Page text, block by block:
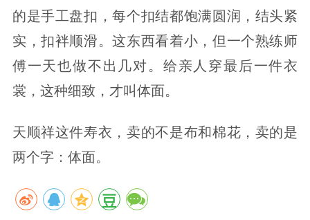
的是手工盘扣，每个扣结都饱满圆润，结头紧
实，扣袢顺滑。这东西看着小，但一个熟练师
傅一天也做不出几对。给亲人穿最后一件衣
裳，这种细致，才叫体面。
天顺祥这件寿衣，卖的不是布和棉花，卖的是
两个字：体面。